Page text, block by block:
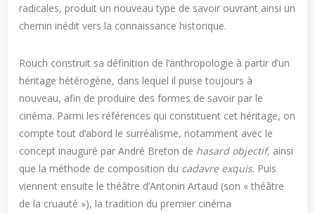
radicales, produit un nouveau type de savoir ouvrant ainsi un
chemin inédit vers la connaissance historique.
Rouch construit sa définition de l’anthropologie à partir d’un
héritage hétérogène, dans lequel il puise toujours à
nouveau, afin de produire des formes de savoir par le
cinéma. Parmi les références qui constituent cet héritage, on
compte tout d’abord le surréalisme, notamment avec le
concept inauguré par André Breton de hasard objectif, ainsi
que la méthode de composition du cadavre exquis. Puis
viennent ensuite le théâtre d’Antonin Artaud (son « théâtre
de la cruauté »), la tradition du premier cinéma